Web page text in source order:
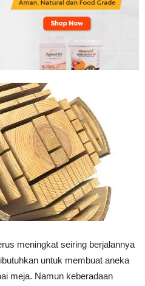
meningkat seiring berjalannya
untuk membuat aneka
meja. Namun keberadaan